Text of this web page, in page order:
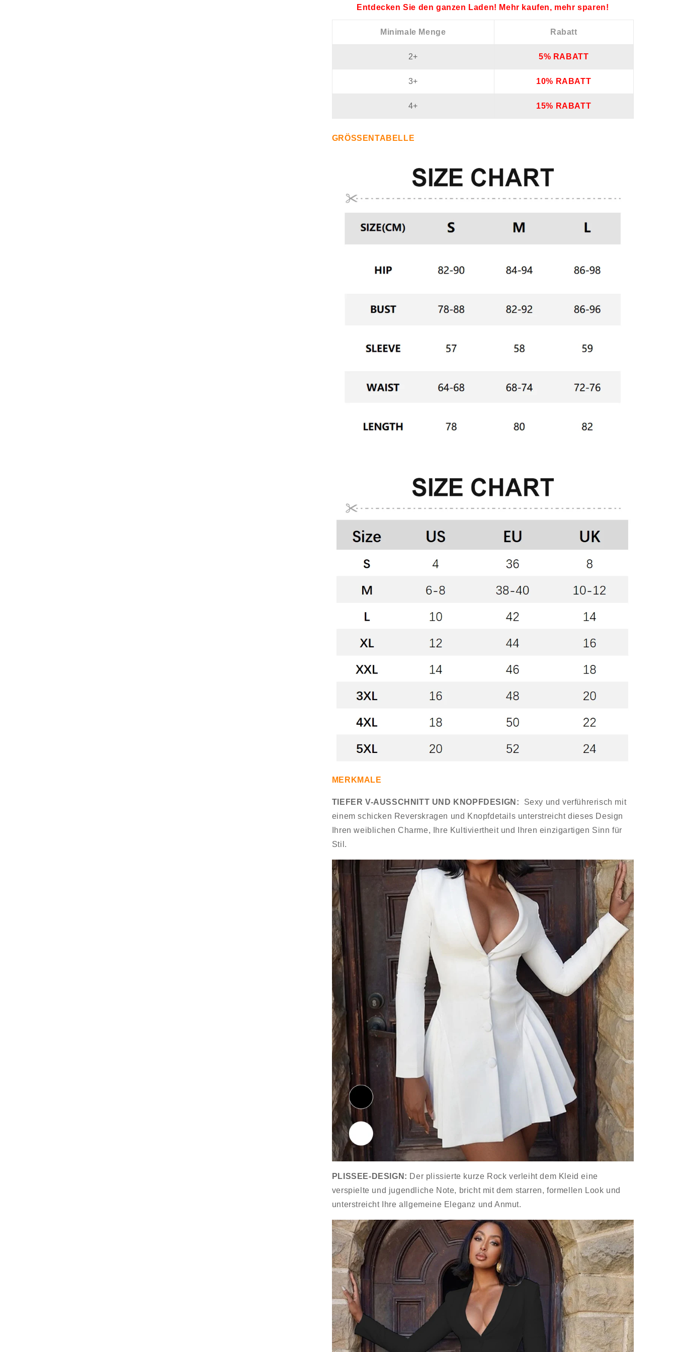
Entdecken Sie den ganzen Laden! Mehr kaufen, mehr sparen!
Minimale Menge Rabatt
2+ 5% RABATT
3+ 10% RABATT
4+ 15% RABATT
GRÖSSENTABELLE
MERKMALE
TIEFER V-AUSSCHNITT UND KNOPFDESIGN: Sexy und verführerisch mit
einem schicken Reverskragen und Knopfdetails unterstreicht dieses Design
Ihren weiblichen Charme, Ihre Kultiviertheit und Ihren einzigartigen Sinn für
Stil.
PLISSEE-DESIGN: Der plissierte kurze Rock verleiht dem Kleid eine
verspielte und jugendliche Note, bricht mit dem starren, formellen Look und
unterstreicht Ihre allgemeine Eleganz und Anmut.